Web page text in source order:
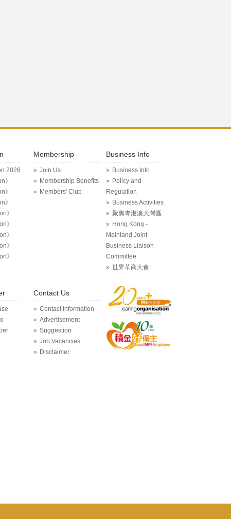
2026
》
》
》
》
》
》
》
》
Membership
Join Us
Membership Benefits
Members' Club
Business Info
Business Info
Policy and
Regulation
Business Activities
聚焦粵港澳大灣區
Hong Kong -
Mainland Joint
Business Liaison
Committee
世界華商大會
Contact Us
Contact Information
Advertisement
Suggestion
Job Vacancies
Disclaimer